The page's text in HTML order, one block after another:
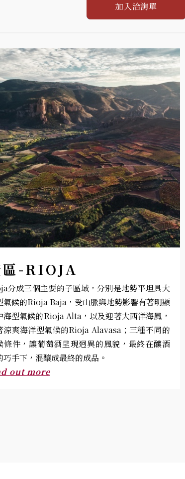
加入洽詢單
區-RIOJA
分成三個主要的子區域，分別是地勢平坦具大
氣候的Rioja Baja，受山脈與地勢影響有著明顯
海型氣候的Rioja Alta，以及迎著大西洋海風，
涼爽海洋型氣候的Rioja Alavasa；三種不同的
條件，讓葡萄酒呈現迥異的風貌，最終在釀酒
巧手下，混釀成最終的成品。
out more